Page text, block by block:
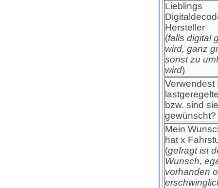
Lieblings
Hersteller
(falls digital
wird, ganz
sonst zu
wird)
Verwendest
bzw. sind
gewünscht?
Mein
hat x
(gefragt ist
Wunsch,
vorhanden